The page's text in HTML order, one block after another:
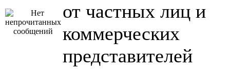
от частных лиц и
коммерческих
представителей